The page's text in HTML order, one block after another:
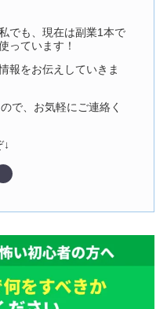
でも、現在は副業1本で
っています！
報をお伝えしていきま
で、お気軽にご連絡く
↓